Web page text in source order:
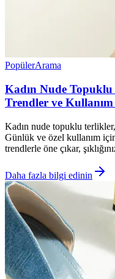
PopülerArama
Kadın Nude
Trendler ve
Kadın nude topuklu terlikler,
Günlük ve özel kullanım
trendlerle öne çıkar,
Daha fazla bilgi edinin